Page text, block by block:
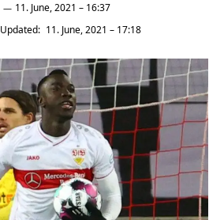
11. June, 2021 – 16:37
Updated: 11. June, 2021 – 17:18